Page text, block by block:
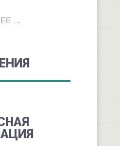
...